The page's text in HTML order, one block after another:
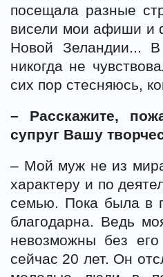
посещала разные
висели мои афиши и
Новой Зеландии...
никогда не
сих пор стесняюсь,
– Расскажите,
супруг Вашу
– Мой муж не из
характеру и по
семью. Пока была в
благодарна. Ведь
невозможны без
сейчас 20 лет. Он